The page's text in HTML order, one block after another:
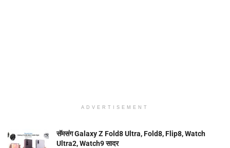
ADVERTISEMENT
सॅमसंग Galaxy Z Fold8 Ultra, Fold8, Flip8, Watch
Ultra2, Watch9 सादर